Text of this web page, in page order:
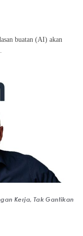
buatan (AI) akan
Kerja, Tak Gantikan